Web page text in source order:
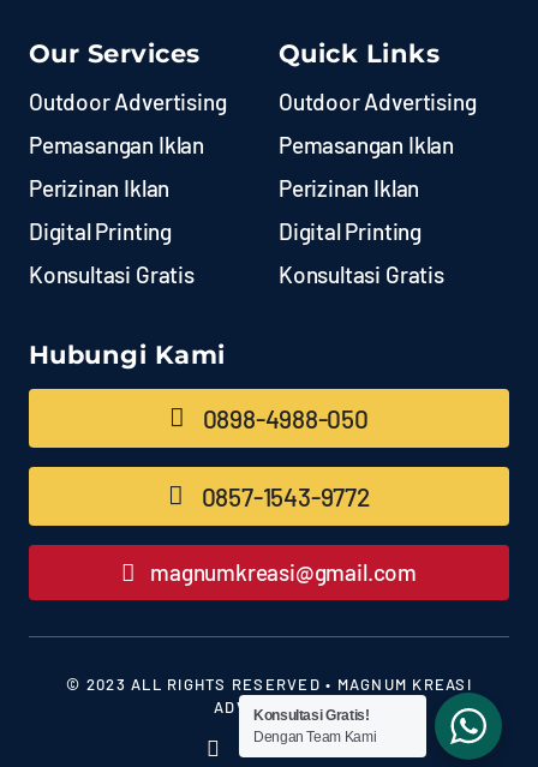
Our Services
Outdoor Advertising
Pemasangan Iklan
Perizinan Iklan
Digital Printing
Konsultasi Gratis
Quick Links
Outdoor Advertising
Pemasangan Iklan
Perizinan Iklan
Digital Printing
Konsultasi Gratis
Hubungi Kami
0898-4988-050
0857-1543-9772
magnumkreasi@gmail.com
© 2023 ALL RIGHTS RESERVED • MAGNUM KREASI
ADVERTISING
Konsultasi Gratis!
Dengan Team Kami